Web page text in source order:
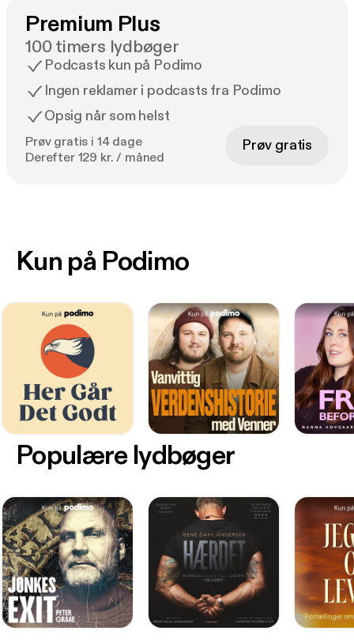
Premium Plus
100 timers lydbøger
Podcasts kun på Podimo
Ingen reklamer i podcasts fra Podimo
Opsig når som helst
Prøv gratis i 14 dage
Derefter 129 kr. / måned
Prøv gratis
Kun på Podimo
Populære lydbøger